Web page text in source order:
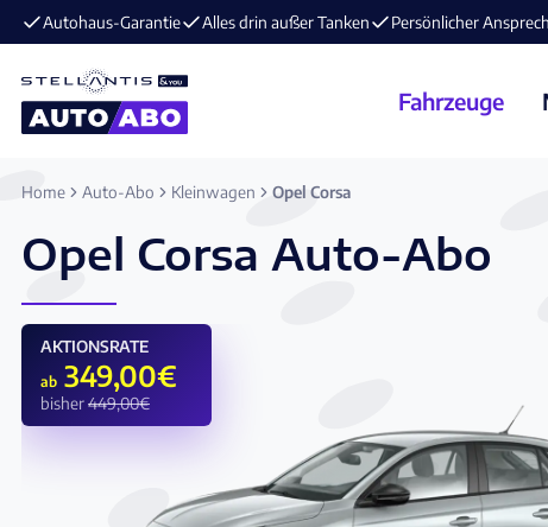
E-Mobilität im Angebot ⚡️ jetzt aufladen und losfahren!
Fahrzeuge
Home Auto-Abo Kleinwagen Opel Corsa
Opel Corsa Auto-Abo
AKTIONSRATE
ab 349,00€
bisher449,00€